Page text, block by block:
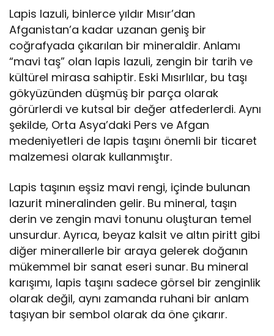
Lapis lazuli, binlerce yıldır Mısır’dan
Afganistan’a kadar uzanan geniş bir
coğrafyada çıkarılan bir mineraldir. Anlamı
“mavi taş” olan lapis lazuli, zengin bir tarih ve
kültürel mirasa sahiptir. Eski Mısırlılar, bu taşı
gökyüzünden düşmüş bir parça olarak
görürlerdi ve kutsal bir değer atfederlerdi. Aynı
şekilde, Orta Asya’daki Pers ve Afgan
medeniyetleri de lapis taşını önemli bir ticaret
malzemesi olarak kullanmıştır.
Lapis taşının eşsiz mavi rengi, içinde bulunan
lazurit mineralinden gelir. Bu mineral, taşın
derin ve zengin mavi tonunu oluşturan temel
unsurdur. Ayrıca, beyaz kalsit ve altın piritt gibi
diğer minerallerle bir araya gelerek doğanın
mükemmel bir sanat eseri sunar. Bu mineral
karışımı, lapis taşını sadece görsel bir zenginlik
olarak değil, aynı zamanda ruhani bir anlam
taşıyan bir sembol olarak da öne çıkarır.